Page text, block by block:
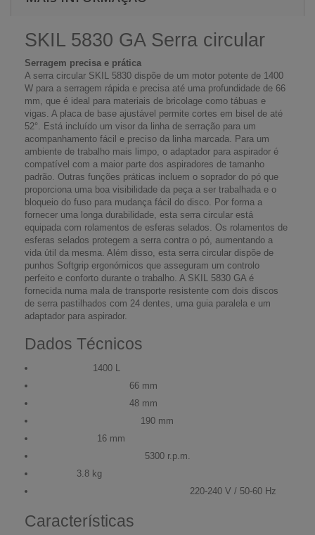
SKIL 5830 GA Serra circular
Serragem precisa e prática
A serra circular SKIL 5830 dispõe de um motor potente de 1400
W para a serragem rápida e precisa até uma profundidade de 66
mm, que é ideal para materiais de bricolage como tábuas e
vigas. A placa de base ajustável permite cortes em bisel de até
52°. Está incluído um visor da linha de serração para um
acompanhamento fácil e preciso da linha marcada. Para um
ambiente de trabalho mais limpo, o adaptador para aspirador é
compatível com a maior parte dos aspiradores de tamanho
padrão. Outras funções práticas incluem o soprador do pó que
proporciona uma boa visibilidade da peça a ser trabalhada e o
bloqueio do fuso para mudança fácil do disco. Por forma a
fornecer uma longa durabilidade, esta serra circular está
equipada com rolamentos de esferas selados. Os rolamentos de
esferas selados protegem a serra contra o pó, aumentando a
vida útil da mesma. Além disso, esta serra circular dispõe de
punhos Softgrip ergonómicos que asseguram um controlo
perfeito e conforto durante o trabalho. A SKIL 5830 GA é
fornecida numa mala de transporte resistente com dois discos
de serra pastilhados com 24 dentes, uma guia paralela e um
adaptador para aspirador.
Dados Técnicos
1400 L
66 mm
48 mm
190 mm
16 mm
5300 r.p.m.
3.8 kg
220-240 V / 50-60 Hz
Características